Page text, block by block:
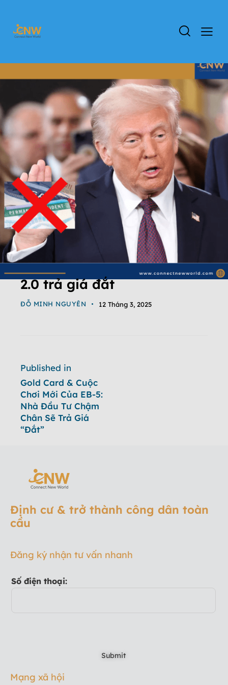
2.0 trả giá đắt
ĐỖ MINH NGUYÊN 12 Tháng 3, 2025
Published in
Gold Card & Cuộc
Chơi Mới Của EB-5:
Nhà Đầu Tư Chậm
Chân Sẽ Trả Giá
“Đắt”
Định cư & trở thành công dân toàn
cầu
Đăng ký nhận tư vấn nhanh
Số điện thoại:
Mạng xã hội